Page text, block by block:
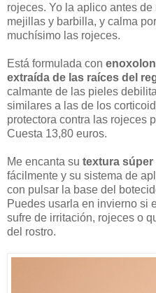
rojeces. Yo la aplico antes
mejillas y barbilla, y calma
muchísimo las rojeces.
Está formulada con
extraída de las raíces del
calmante de las pieles
similares a las de los
protectora contra las rojeces
Cuesta 13,80 euros.
Me encanta su textura súper
fácilmente y su sistema de
con pulsar la base del
Puedes usarla en invierno si
sufre de irritación, rojeces o
del rostro.